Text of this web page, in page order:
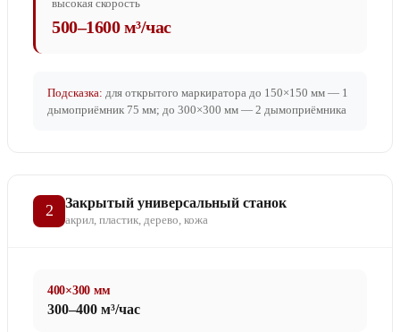
высокая скорость
500–1600 м³/час
Подсказка: для открытого маркиратора до 150×150 мм — 1
дымоприёмник 75 мм; до 300×300 мм — 2 дымоприёмника
2 Закрытый универсальный станок
акрил, пластик, дерево, кожа
400×300 мм
300–400 м³/час